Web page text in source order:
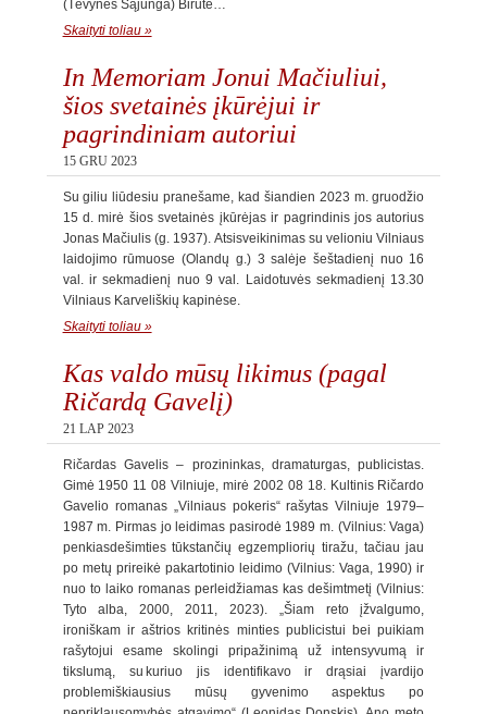
(Tėvynės Sąjunga) Birutė…
Skaityti toliau »
In Memoriam Jonui Mačiuliui,
šios svetainės įkūrėjui ir
pagrindiniam autoriui
15 GRU 2023
Su giliu liūdesiu pranešame, kad šiandien 2023 m. gruodžio
15 d. mirė šios svetainės įkūrėjas ir pagrindinis jos autorius
Jonas Mačiulis (g. 1937). Atsisveikinimas su velioniu Vilniaus
laidojimo rūmuose (Olandų g.) 3 salėje šeštadienį nuo 16
val. ir sekmadienį nuo 9 val. Laidotuvės sekmadienį 13.30
Vilniaus Karveliškių kapinėse.
Skaityti toliau »
Kas valdo mūsų likimus (pagal
Ričardą Gavelį)
21 LAP 2023
Ričardas Gavelis – prozininkas, dramaturgas, publicistas.
Gimė 1950 11 08 Vilniuje, mirė 2002 08 18. Kultinis Ričardo
Gavelio romanas „Vilniaus pokeris“ rašytas Vilniuje 1979–
1987 m. Pirmas jo leidimas pasirodė 1989 m. (Vilnius: Vaga)
penkiasdešimties tūkstančių egzempliorių tiražu, tačiau jau
po metų prireikė pakartotinio leidimo (Vilnius: Vaga, 1990) ir
nuo to laiko romanas perleidžiamas kas dešimtmetį (Vilnius:
Tyto alba, 2000, 2011, 2023). „Šiam reto įžvalgumo,
ironiškam ir aštrios kritinės minties publicistui bei puikiam
rašytojui esame skolingi pripažinimą už intensyvumą ir
tikslumą, su kuriuo jis identifikavo ir drąsiai įvardijo
problemiškiausius mūsų gyvenimo aspektus po